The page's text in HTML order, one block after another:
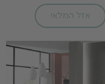
אזל המלאי